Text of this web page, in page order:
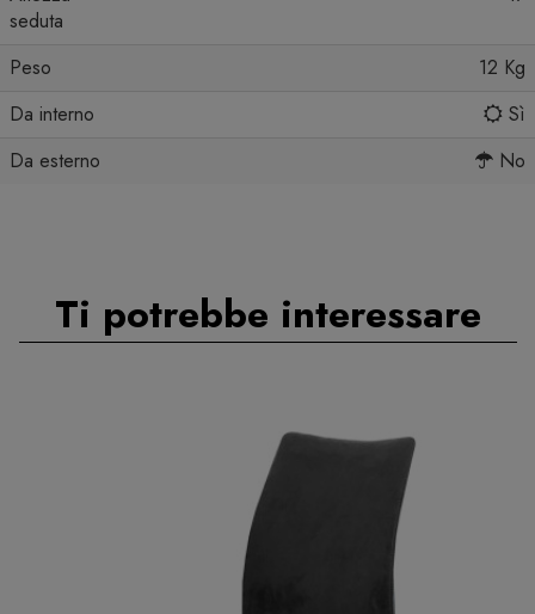
seduta
Peso
12 Kg
Da interno
Sì
Da esterno
No
Ti potrebbe interessare